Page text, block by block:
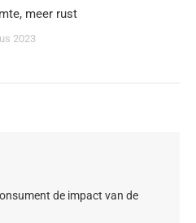
meer rust
2023
de impact van de